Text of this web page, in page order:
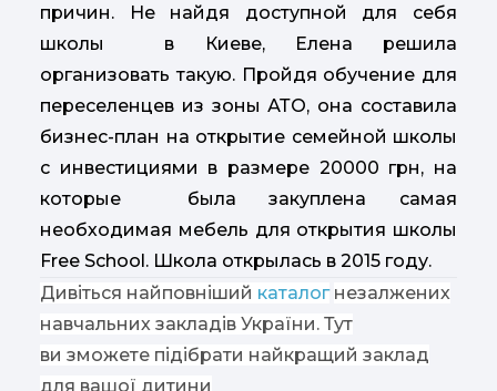
причин. Не найдя доступной для себя
школы в Киеве, Елена решила
организовать такую. Пройдя обучение для
переселенцев из зоны АТО, она составила
бизнес-план на открытие семейной школы
с инвестициями в размере 20000 грн, на
которые была закуплена самая
необходимая мебель для открытия школы
Free School. Школа открылась в 2015 году.
Дивіться найповніший каталог незалжених
навчальних закладів України. Тут
ви зможете підібрати найкращий заклад
для вашої дитини